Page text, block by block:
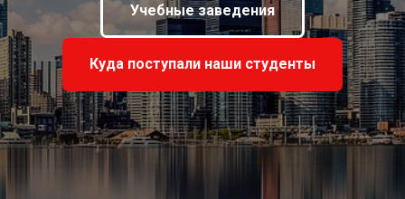
Учебные заведения
Куда поступали наши студенты